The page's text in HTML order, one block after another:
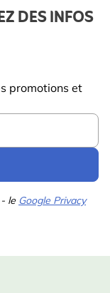
DES INFOS
promotions et
le Google Privacy